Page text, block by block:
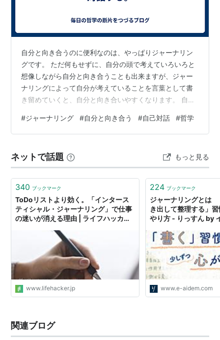
自分と向き合うのに便利なのは、やっぱりジャーナリン
グです。 ただ何もせずに、自分の頭で考えていろいろと
想像しながら自分と向き合うことも出来ますが、ジャー
ナリングによって自分が考えていることを言葉として書
き留めていくと、自分と向き合いやすくなります。 自分
ですが、文章を書いていると、その行為とともに時間が
作り出されるので、ちょうどいいのです。 とにかく何で
言葉が出てきます。そのうちに、自然と書いている自分
の文章と会話をしていく感じになるのです。 自分が今思
っていることをノートに書いていくと、そこに…
#ジャーナリング #自分と向き合う #自己対話 #哲学
ネットで話題 もっと見る
340 ブックマーク
ToDoリストより効く。「インタース
ティシャル・ジャーナリング」で仕事
の迷いが消える理由 | ライフハッカ
www.lifehacker.jp
224 ブックマーク
ジャーナリングとは
き出して整理する」
やり方 - りっすん by
www.e-aidem.com
関連ブログ